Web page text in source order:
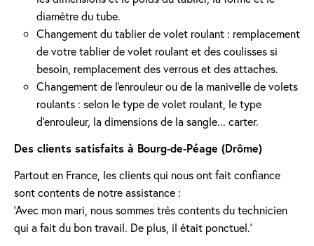
diamètre du tube.
Changement du tablier de volet roulant : remplacement
de votre tablier de volet roulant et des coulisses si
besoin, remplacement des verrous et des attaches.
Changement de l'enrouleur ou de la manivelle de volets
roulants : selon le type de volet roulant, le type
d’enrouleur, la dimensions de la sangle... carter.
Des clients satisfaits à Bourg-de-Péage (Drôme)
Partout en France, les clients qui nous ont fait confiance
sont contents de notre assistance :
'Avec mon mari, nous sommes très contents du technicien
qui a fait du bon travail. De plus, il était ponctuel.'